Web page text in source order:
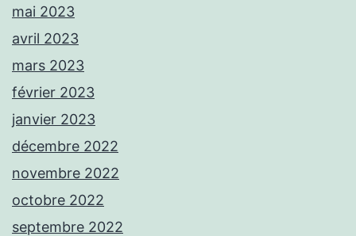
mai 2023
avril 2023
mars 2023
février 2023
janvier 2023
décembre 2022
novembre 2022
octobre 2022
septembre 2022